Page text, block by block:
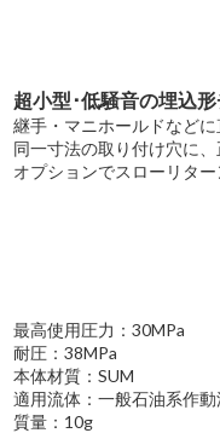
超小型･低騒音の埋込
継手・マニホールドなどに
同一寸法の取り付け穴に
オプションでスローリタ
最高使用圧力：30MPa
耐圧：38MPa
本体材質：SUM
適用流体：一般石油系作動
質量：10g